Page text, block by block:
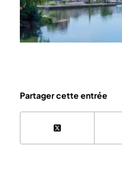
Partager cette entrée